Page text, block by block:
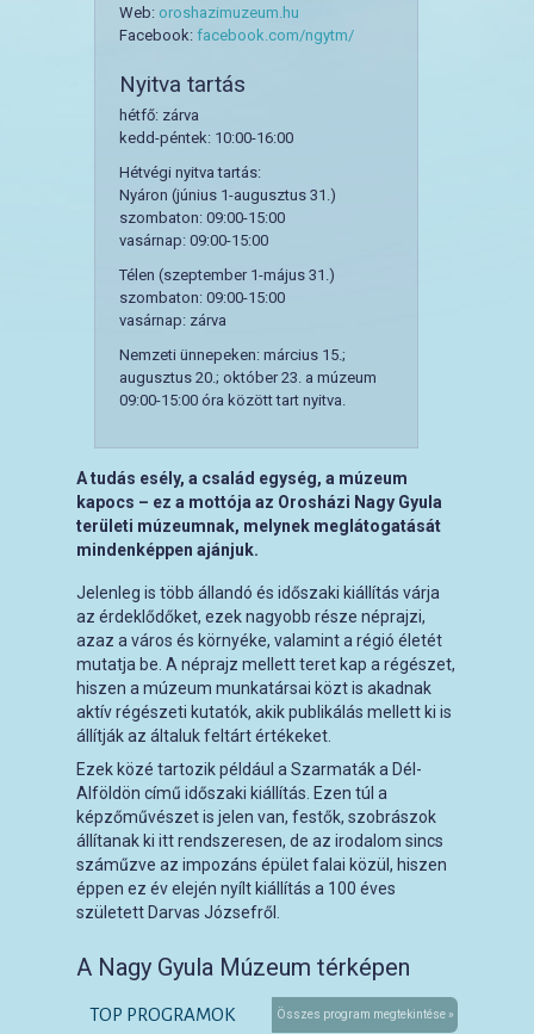
Web: oroshazimuzeum.hu
Facebook: facebook.com/ngytm/
Nyitva tartás
hétfő: zárva
kedd-péntek: 10:00-16:00
Hétvégi nyitva tartás:
Nyáron (június 1-augusztus 31.)
szombaton: 09:00-15:00
vasárnap: 09:00-15:00
Télen (szeptember 1-május 31.)
szombaton: 09:00-15:00
vasárnap: zárva
Nemzeti ünnepeken: március 15.;
augusztus 20.; október 23. a múzeum
09:00-15:00 óra között tart nyitva.
A tudás esély, a család egység, a múzeum
kapocs – ez a mottója az Orosházi Nagy Gyula
területi múzeumnak, melynek meglátogatását
mindenképpen ajánjuk.
Jelenleg is több állandó és időszaki kiállítás várja
az érdeklődőket, ezek nagyobb része néprajzi,
azaz a város és környéke, valamint a régió életét
mutatja be. A néprajz mellett teret kap a régészet,
hiszen a múzeum munkatársai közt is akadnak
aktív régészeti kutatók, akik publikálás mellett ki is
állítják az általuk feltárt értékeket.
Ezek közé tartozik például a Szarmaták a Dél-
Alföldön című időszaki kiállítás. Ezen túl a
képzőművészet is jelen van, festők, szobrászok
állítanak ki itt rendszeresen, de az irodalom sincs
száműzve az impozáns épület falai közül, hiszen
éppen ez év elején nyílt kiállítás a 100 éves
született Darvas Józsefről.
A Nagy Gyula Múzeum térképen
TOP PROGRAMOK Összes program megtekintése »